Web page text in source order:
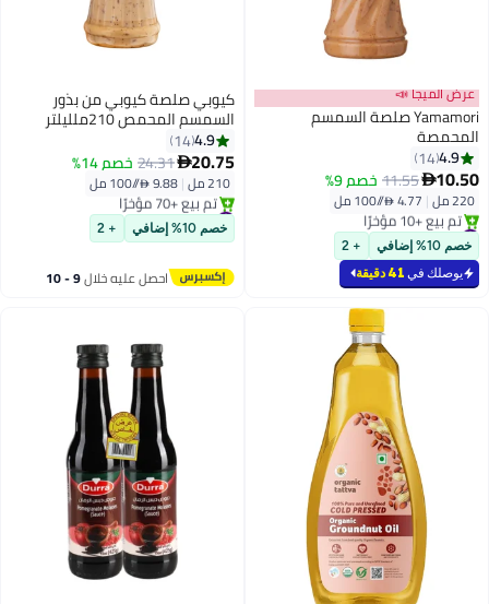
عرض الميجا 📣
Yamamori صلصة السمسم
المحمصة
4.9
14
10.50
11.55خصم 9%
220 مل |
#3 في صلصة السلطة
أقل سعر في 30 يوم
تم بيع +10 مؤخرًا
#3 في صلصة السلطة
خصم 10% إضافي + 2
يوصلك في 41 دقيقة
كيوبي صلصة كيوبي من بذور
السمسم المحمص 210ملليلتر
4.9
14
20.75
24.31خصم 14%
210 مل |
#1 في صلصة السلطة
توصيل مجاني
تم بيع +70 مؤخرًا
خصم 10% إضافي + 2
احصل عليه خلال 9 - 10